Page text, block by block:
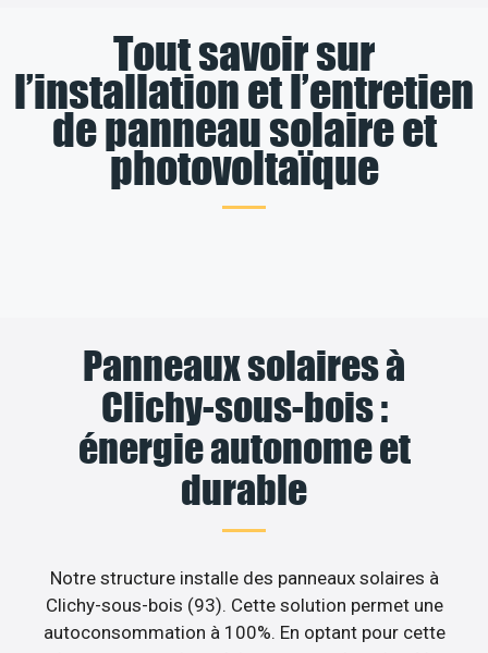
Tout savoir sur
l’installation et l’entretien
de panneau solaire et
photovoltaïque
Panneaux solaires à
Clichy-sous-bois :
énergie autonome et
durable
Notre structure installe des panneaux solaires à
Clichy-sous-bois (93). Cette solution permet une
autoconsommation à 100%. En optant pour cette